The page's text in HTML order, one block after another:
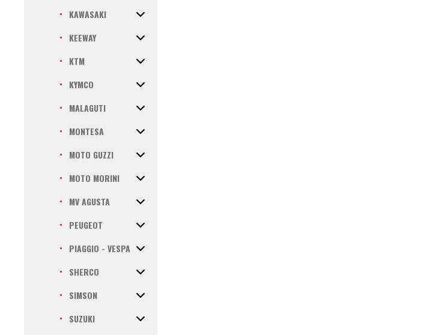
KAWASAKI
KEEWAY
KTM
KYMCO
MALAGUTI
MONTESA
MOTO GUZZI
MOTO MORINI
MV AGUSTA
PEUGEOT
PIAGGIO - VESPA
SHERCO
SIMSON
SUZUKI